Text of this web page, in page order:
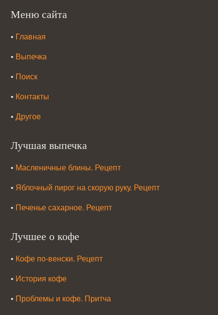
Меню сайта
• Главная
• Выпечка
• Поиск
• Контакты
•Другое
Лучшая выпечка
• Масленичные блины. Рецепт
• Яблочный пирог на скорую руку. Рецепт
• Печенье сахарное. Рецепт
Лучшее о кофе
• Кофе по-венски. Рецепт
• История кофе
• Проблемы и кофе. Притча